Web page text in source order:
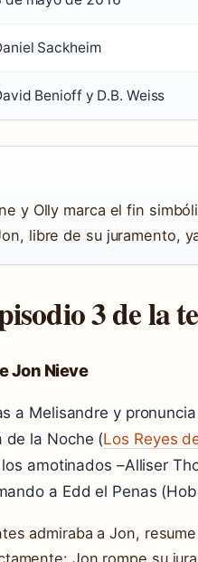
Sackheim
Benioff y D.B. Weiss
y Olly marca el fin
libre de su juramento,
3 de la
Jon Nieve
a Melisandre y
de la Noche (Los Reyes
amotinados –Alliser
a Edd el Penas
admiraba a Jon,
Jon rompe su